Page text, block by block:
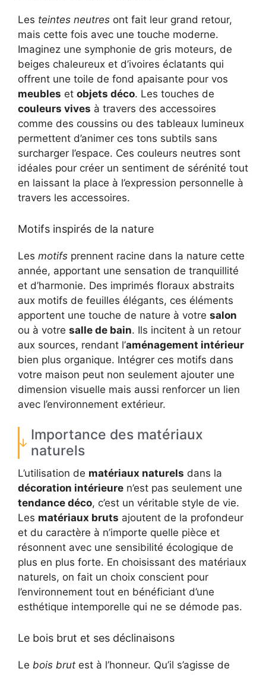
Les teintes neutres ont fait leur grand retour,
mais cette fois avec une touche moderne.
Imaginez une symphonie de gris moteurs, de
beiges chaleureux et d’ivoires éclatants qui
offrent une toile de fond apaisante pour vos
meubles et objets déco. Les touches de
couleurs vives à travers des accessoires
comme des coussins ou des tableaux lumineux
permettent d’animer ces tons subtils sans
surcharger l’espace. Ces couleurs neutres sont
idéales pour créer un sentiment de sérénité tout
en laissant la place à l’expression personnelle à
travers les accessoires.
Motifs inspirés de la nature
Les motifs prennent racine dans la nature cette
année, apportant une sensation de tranquillité
et d’harmonie. Des imprimés floraux abstraits
aux motifs de feuilles élégants, ces éléments
apportent une touche de nature à votre salon
ou à votre salle de bain. Ils incitent à un retour
aux sources, rendant l’aménagement intérieur
bien plus organique. Intégrer ces motifs dans
votre maison peut non seulement ajouter une
dimension visuelle mais aussi renforcer un lien
avec l’environnement extérieur.
Importance des matériaux
naturels
L’utilisation de matériaux naturels dans la
décoration intérieure n’est pas seulement une
tendance déco, c’est un véritable style de vie.
Les matériaux bruts ajoutent de la profondeur
et du caractère à n’importe quelle pièce et
résonnent avec une sensibilité écologique de
plus en plus forte. En choisissant des matériaux
naturels, on fait un choix conscient pour
l’environnement tout en bénéficiant d’une
esthétique intemporelle qui ne se démode pas.
Le bois brut et ses déclinaisons
Le bois brut est à l’honneur. Qu’il s’agisse de